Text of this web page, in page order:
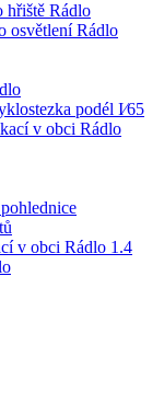
hřiště Rádlo
osvětlení Rádlo
podél I⁄65
v obci Rádlo
v obci Rádlo 1.4